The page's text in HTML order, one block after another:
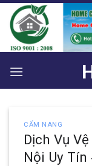
Bỏ
qua
nội
dung
CẨM NANG
Dịch Vụ
Nội Uy